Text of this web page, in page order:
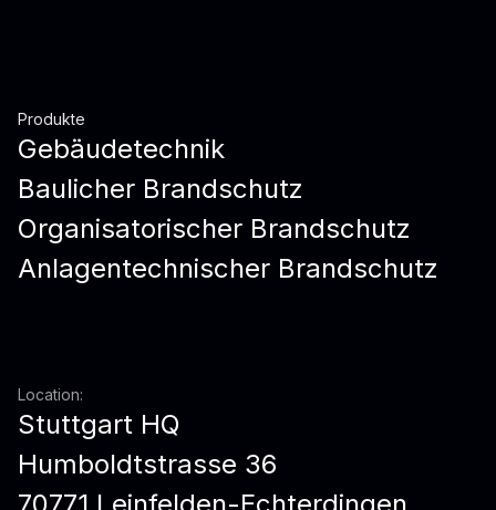
Produkte
Gebäudetechnik
Baulicher Brandschutz
Organisatorischer Brandschutz
Anlagentechnischer Brandschutz
Location:
Stuttgart HQ
Humboldtstrasse 36